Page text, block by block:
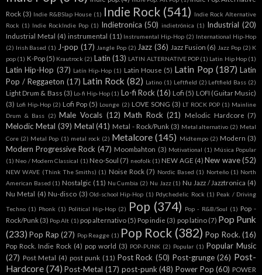
Rock (3) Indie R&BSlap House (1) Indie Rock (541) Indie Rock Alternative
Rock (1) Indie RockIndie Pop (1) Indietronica (50) indietrónica (1) Industrial (20)
Industrial Metal (4) instrumental (11) Instrumental Hip-Hop (2) International Hip-Hop
(2) Irish Based (1) J-pop (17) Jangle Pop (2) Jazz (36) Jazz Fusion (6) Jazz Pop (2) K
pop (1) K-Pop (5) Krautrock (2) Latin (13) LATIN ALTERNATIVE POP (1) Latin Hip Hop (1)
Latin Hip-Hop (37) Latín Hip-Hop (1) Latin House (5) Latin Pop (187) Latin
Pop / Reggaeton (17) Latin Rock (82) Latino (1) Leftfield (2) Leftfield Bass (2)
Light Drum & Bass (3) Lo-fi Hip-Hop (1) Lo-fi Rock (16) Lofi (5) LOFI (Guitar Music)
(3) Lofi Hip-Hop (2) Lofi Pop (5) Lounge (2) LOVE SONG (3) LT ROCK POP (1) Mainline
Drum & Bass (2) Male Vocals (12) Math Rock (21) Melodic Hardcore (7)
Melodic Metal (39) Metal (41) Metal - Rock/Punk (3) Metal alternativo (2) Metal
Core (2) Metal Pop (1) metal rock (2) Metalcore (145) Midtempo (2) Modern (3)
Modern Progressive Rock (47) Moombahton (3) Motivational (1) Música Popular
(1) Neo / Modern Classical (1) Neo-Soul (7) neofolk (1) NEW AGE (4) New wave (52)
NEW WAVE (Think The Smiths) (1) Noise Rock (7) Nordic Based (1) Norteño (1) North
American Based (1) Nostalgic (11) Nu Cumbia (2) Nu Jazz (1) Nu Jazz / Jazztronica (4)
Nu Metal (4) Nu-disco (3) Old-school Hip-Hop (1) Pdychedelic Rock (1) Peak / Driving
Techno (1) Phonk (1) Political Hip-Hop (2) Pop (374) Pop - R&B/Soul (1) Pop -
Rock/Punk (3) Pop Alt (1) pop alternativo (5) Pop indie (3) pop latino (7) Pop Punk
(233) Pop Rap (27) Pop Reagge (1) Pop Rock (382) Pop Rock. (16)
Pop Rock. Indie Rock (4) pop world (3) POP-PUNK (2) Popular (1) Popular Music
(27) Post Metal (4) post punk (11) Post Rock (50) Post-grunge (26) Post-
Hardcore (74) Post-Metal (17) post-punk (48) Power Pop (60) POWER